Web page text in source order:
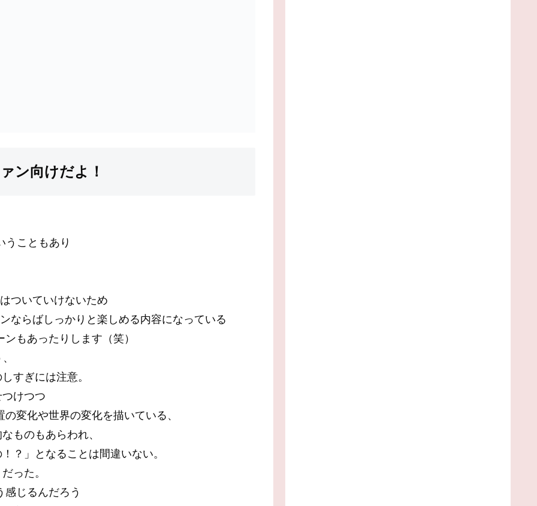
ン向けだよ！
うこともあり
ついていけないため
ならばしっかりと楽しめる内容になっている
もあったりします（笑）
すぎには注意。
けつつ
変化や世界の変化を描いている、
ものもあらわれ、
？」となることは間違いない。
った。
じるんだろう